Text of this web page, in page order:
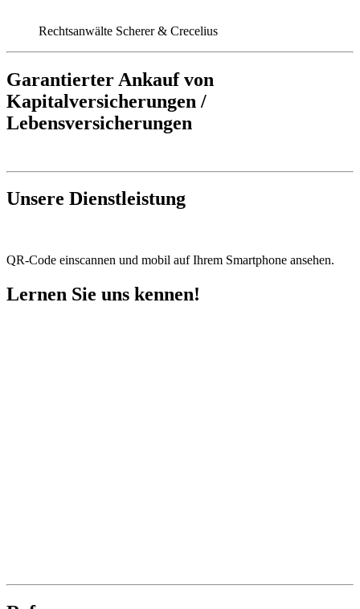
Rechtsanwälte Scherer & Crecelius
Garantierter Ankauf von
Kapitalversicherungen /
Lebensversicherungen
Unsere Dienstleistung
QR-Code einscannen und mobil auf Ihrem Smartphone ansehen.
Lernen Sie uns kennen!